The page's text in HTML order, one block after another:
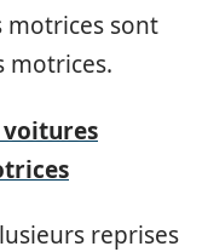
motrices sont
motrices.
voitures
reprises